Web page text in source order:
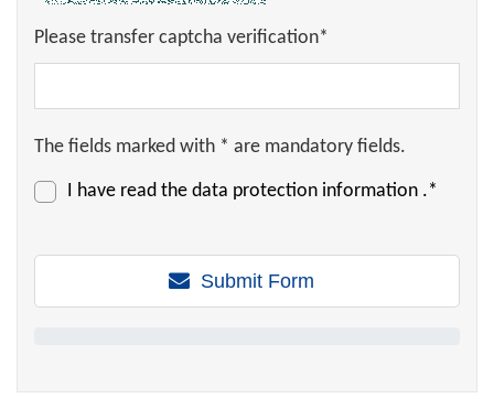
Please transfer captcha verification*
The fields marked with * are mandatory fields.
I have read the data protection information .*
Submit Form